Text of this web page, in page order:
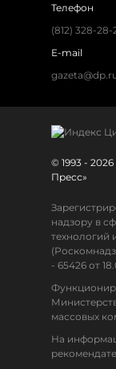
Телефон
(812) 328-28-
E-mail
© 1993 -
Пресс»
надзору в
технологий
- 65426 от
массовых
На